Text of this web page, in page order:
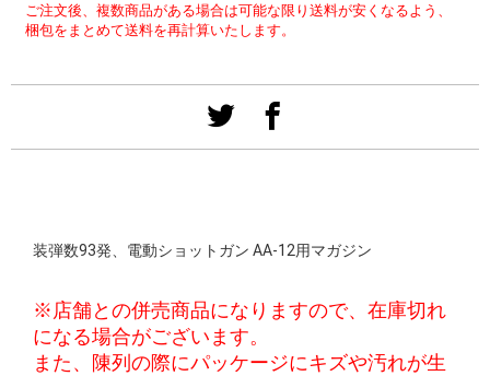
ご注文後、複数商品がある場合は可能な限り送料が安くなるよう、
梱包をまとめて送料を再計算いたします。
装弾数93発、電動ショットガン AA-12用マガジン
※店舗との併売商品になりますので、在庫切れ
になる場合がございます。
また、陳列の際にパッケージにキズや汚れが生